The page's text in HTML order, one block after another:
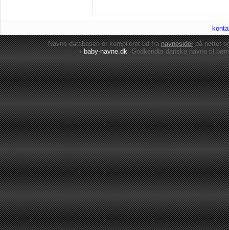
Navne-databasen er kompileret ud franavnesiderpå nettet
•baby-navne.dk: Godkendte danskenavne til børn